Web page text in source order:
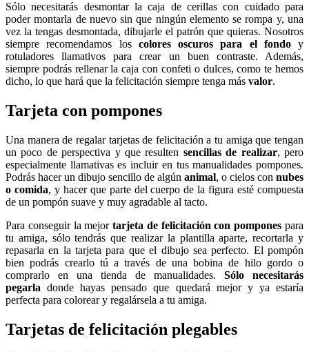
Sólo necesitarás desmontar la caja de cerillas con cuidado para
poder montarla de nuevo sin que ningún elemento se rompa y, una
vez la tengas desmontada, dibujarle el patrón que quieras. Nosotros
siempre recomendamos los colores oscuros para el fondoy
rotuladores llamativos para crear un buen contraste. Además,
siempre podrás rellenar la caja con confeti o dulces, como te hemos
dicho, lo que hará que la felicitación siempre tenga más valor.
Tarjeta con pompones
Una manera de regalar tarjetas de felicitación a tu amiga que tengan
un poco de perspectiva y que resulten sencillas de realizar, pero
especialmente llamativas es incluir en tus manualidades pompones.
Podrás hacer un dibujo sencillo de algún animal, o cielos con nubes
o comida, y hacer que parte del cuerpo de la figura esté compuesta
de un pompón suave y muy agradable al tacto.
Para conseguir la mejortarjeta de felicitación con pompones para
tu amiga, sólo tendrás que realizar la plantilla aparte, recortarla y
repasarla en la tarjeta para que el dibujo sea perfecto. El pompón
bien podrás crearlo tú a través de una bobina de hilo gordo o
comprarlo en una tienda de manualidades. Sólo necesitarás
pegarla donde hayas pensado que quedará mejor y ya estaría
perfecta para colorear y regalársela a tu amiga.
Tarjetas de felicitación plegables